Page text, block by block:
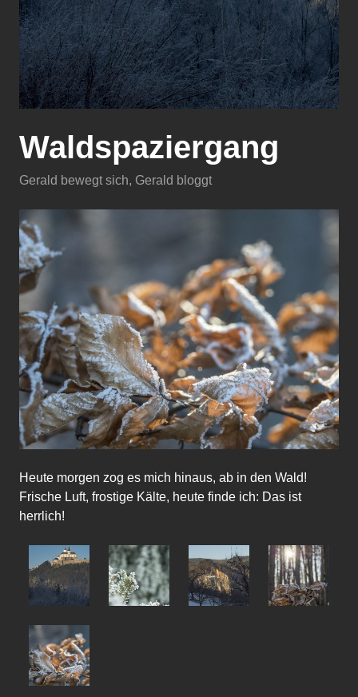
Waldspaziergang
Gerald bewegt sich, Gerald bloggt
Heute morgen zog es mich hinaus, ab in den Wald!
Frische Luft, frostige Kälte, heute finde ich: Das ist
herrlich!